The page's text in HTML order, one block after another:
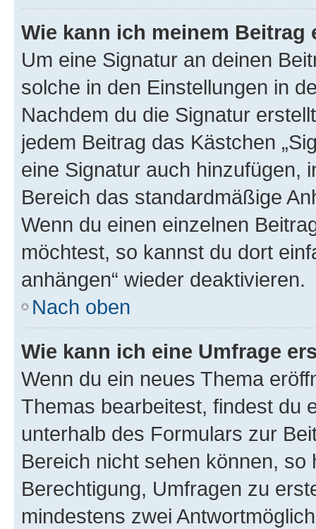
Wie kann ich meinem
Um eine Signatur an deinen
solche in den Einstellungen in
Nachdem du die Signatur
jedem Beitrag das Kästchen
eine Signatur auch hinzufügen,
Bereich das standardmäßige
Wenn du einen einzelnen
möchtest, so kannst du dort
anhängen“ wieder deaktivieren.
Nach oben
Wie kann ich eine Umfrage
Wenn du ein neues Thema
Themas bearbeitest, findest du
unterhalb des Formulars zur
Bereich nicht sehen können,
Berechtigung, Umfragen zu
mindestens zwei